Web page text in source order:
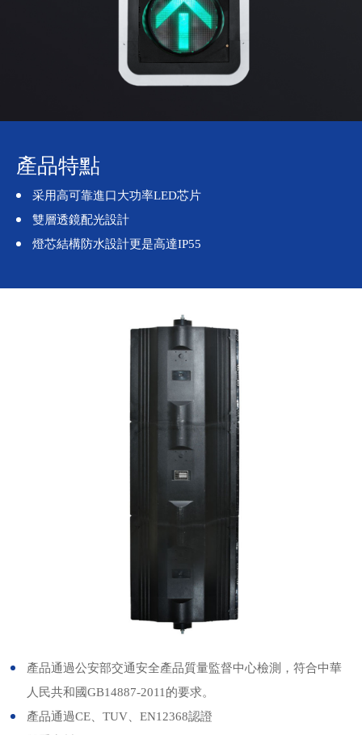
產品特點
采用高可靠進口大功率LED芯片
雙層透鏡配光設計
燈芯結構防水設計更是高達IP55
產品通過公安部交通安全產品質量監督中心檢測，符合中華
人民共和國GB14887-2011的要求。
產品通過CE、TUV、EN12368認證